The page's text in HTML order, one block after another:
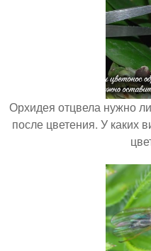
Орхидея отцвела нужно
после цветения. У каких